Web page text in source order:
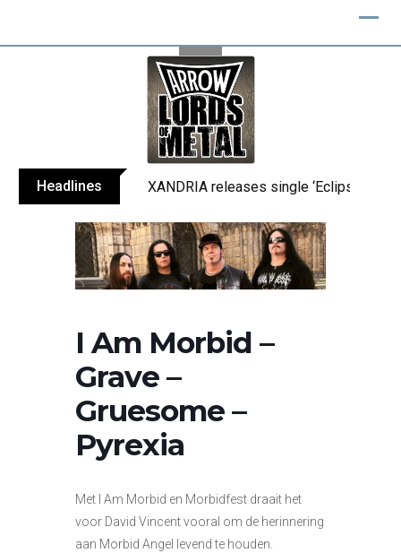
Headlines XANDRIA releases single ‘Eclipse’
I Am Morbid –
Grave –
Gruesome –
Pyrexia
Met I Am Morbid en Morbidfest draait het
voor David Vincent vooral om de herinnering
aan Morbid Angel levend te houden.